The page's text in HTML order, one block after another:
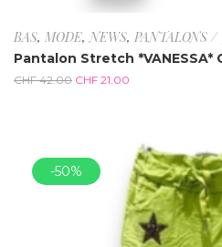
BAS, MODE,NEWS, PANTALONS
Pantalon Stretch *VANESSA*
CHF42.00 CHF 21.00
-50%